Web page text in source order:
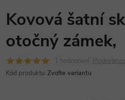
Kovová šatní
otočný zámek,
1 hodnocení
Kód produktu: Zvolte variantu